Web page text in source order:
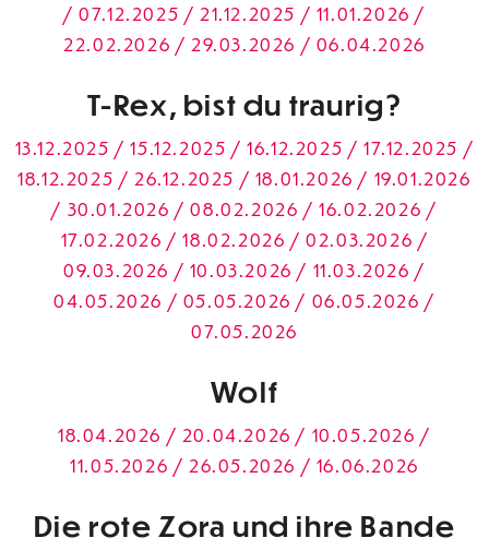
/ 07.12.2025 / 21.12.2025 / 11.01.2026 /
22.02.2026 / 29.03.2026 / 06.04.2026
T-Rex, bist du traurig?
13.12.2025 / 15.12.2025 / 16.12.2025 / 17.12.2025 /
18.12.2025 / 26.12.2025 / 18.01.2026 / 19.01.2026
/ 30.01.2026 / 08.02.2026 / 16.02.2026 /
17.02.2026 / 18.02.2026 / 02.03.2026 /
09.03.2026 / 10.03.2026 / 11.03.2026 /
04.05.2026 / 05.05.2026 / 06.05.2026 /
07.05.2026
Wolf
18.04.2026 / 20.04.2026 / 10.05.2026 /
11.05.2026 / 26.05.2026 / 16.06.2026
Die rote Zora und ihre Bande